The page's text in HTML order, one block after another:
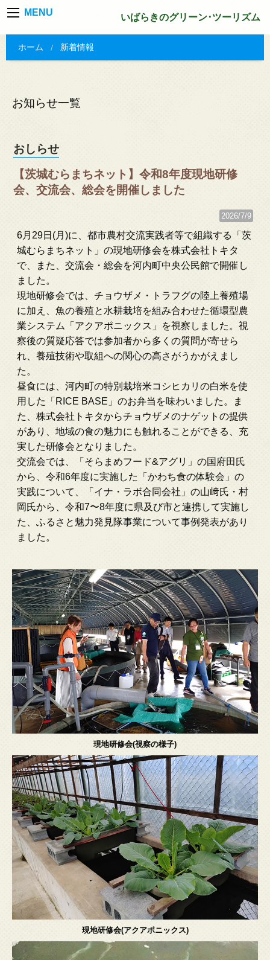
MENU いばらきのグリーン･ツーリズム
ホーム 新着情報
お知らせ一覧
おしらせ
【茨城むらまちネット】令和8年度現地研修
会、交流会、総会を開催しました
2026/7/9
6月29日(月)に、都市農村交流実践者等で組織する「茨
城むらまちネット」の現地研修会を株式会社トキタ
で、また、交流会・総会を河内町中央公民館で開催し
ました。
現地研修会では、チョウザメ・トラフグの陸上養殖場
に加え、魚の養殖と水耕栽培を組み合わせた循環型農
業システム「アクアポニックス」を視察しました。視
察後の質疑応答では参加者から多くの質問が寄せら
れ、養殖技術や取組への関心の高さがうかがえまし
た。
昼食には、河内町の特別栽培米コシヒカリの白米を使
用した「RICE BASE」のお弁当を味わいました。ま
た、株式会社トキタからチョウザメのナゲットの提供
があり、地域の食の魅力にも触れることができる、充
実した研修会となりました。
交流会では、「そらまめフード&アグリ」の国府田氏
から、令和6年度に実施した「かわち食の体験会」の
実践について、「イナ・ラボ合同会社」の山﨑氏・村
岡氏から、令和7〜8年度に県及び市と連携して実施し
た、ふるさと魅力発見隊事業について事例発表があり
ました。
現地研修会(視察の様子)
現地研修会(アクアポニックス)